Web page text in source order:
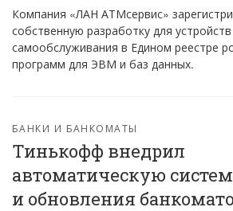
Компания «ЛАН АТМсервис»
собственную разработку для устройств
самообслуживания в Едином реестре
программ для ЭВМ и баз данных.
БАНКИ И БАНКОМАТЫ
Тинькофф внедрил
автоматическую
и обновления